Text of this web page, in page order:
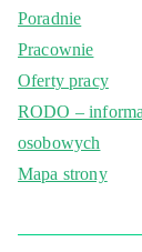
Poradnie
Pracownie
Oferty pracy
RODO –
osobowych
Mapa strony